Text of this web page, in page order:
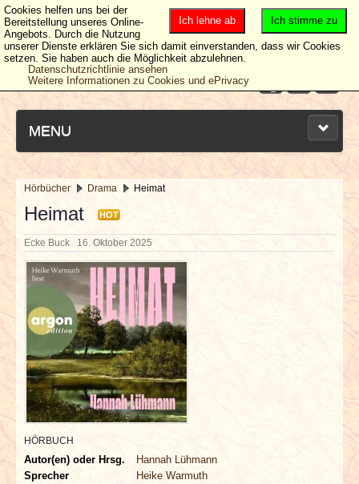
MENU
NEUESTE ARTIKEL
NEWS & DATES
BERICHTE
VERLOSUNGEN
INTERVIEWS
SPECIALS
REDAKTION
Hörbücher Drama Heimat
Heimat HOT
Ecke Buck 16. Oktober 2025
HÖRBUCH
Autor(en) oder Hrsg.
Hannah Lühmann
Sprecher
Heike Warmuth
Ich stimme zu
Ich lehne ab
Cookies helfen uns bei der
Bereitstellung unseres Online-
Angebots. Durch die Nutzung
unserer Dienste erklären Sie sich damit einverstanden, dass wir Cookies
setzen. Sie haben auch die Möglichkeit abzulehnen.
Datenschutzrichtlinie ansehen
Weitere Informationen zu Cookies und ePrivacy